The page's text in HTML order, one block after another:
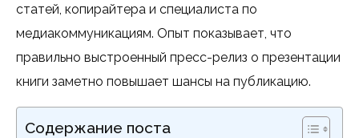
статей, копирайтера и специалиста по
медиакоммуникациям. Опыт показывает, что
правильно выстроенный пресс-релиз о презентации
книги заметно повышает шансы на публикацию.
Содержание поста